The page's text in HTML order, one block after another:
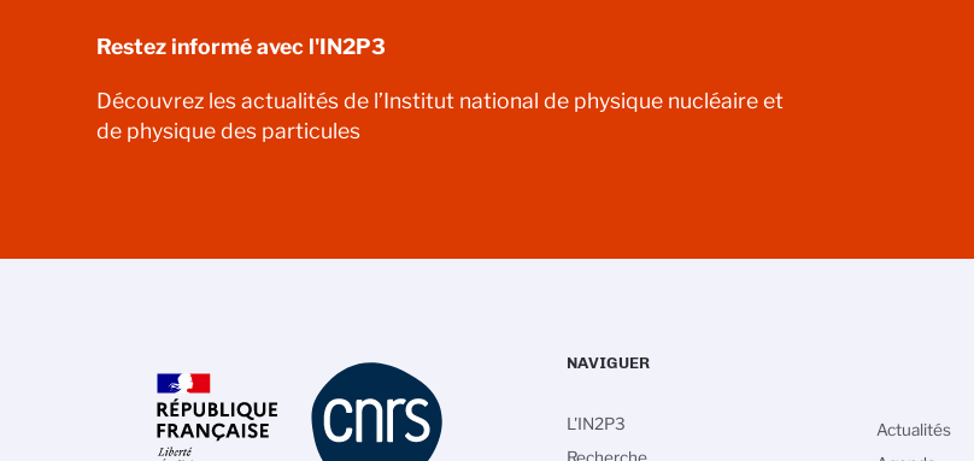
Restez informé avec l'IN2P3
Découvrez les actualités de l’Institut national de physique nucléaire et
de physique des particules
NAVIGUER
L'IN2P3
Actualités